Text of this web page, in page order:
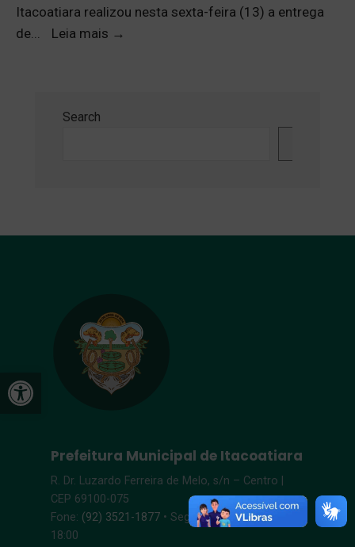
Open toolbar
Itacoatiara realizou nesta sexta-feira (13) a entrega
de... Leia mais →
Search
Prefeitura Municipal de Itacoatiara
R. Dr. Luzardo Ferreira de Melo, s/n – Centro |
CEP 69100-075
Fone: (92) 3521-1877 • Segunda-Sexta, 8:00 –
18:00